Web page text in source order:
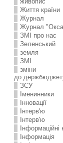
Життя країни
Журнал
Журнал
ЗMI про нас
Зеленський
земля
ЗМІ
зміни
до
ЗСУ
Іменинники
Інновації
Інтерв'ю
Інтерв'ю
Інформаційні
Інформація